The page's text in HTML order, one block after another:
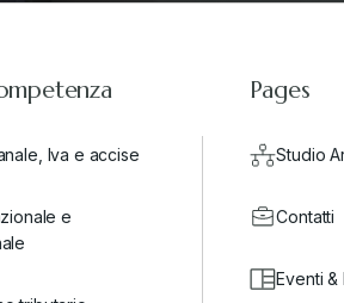
Iva e accise
e
Pages
Studio
Contatti
Eventi &